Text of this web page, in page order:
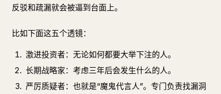
反驳和疏漏就会被逼到台面上。
比如下面这五个透镜：
激进投资者：无论如何都要大举下注的人。
长期战略家：考虑三年后会发生什么的人。
严厉质疑者：也就是“魔鬼代言人”。专门负责找漏洞